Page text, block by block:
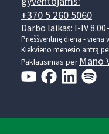
+370 5 260 5060
Darbo laikas: I-IV
Prieššventinę dieną - viena
Kiekvieno mėnesio antrą
Paklausimas per Mano